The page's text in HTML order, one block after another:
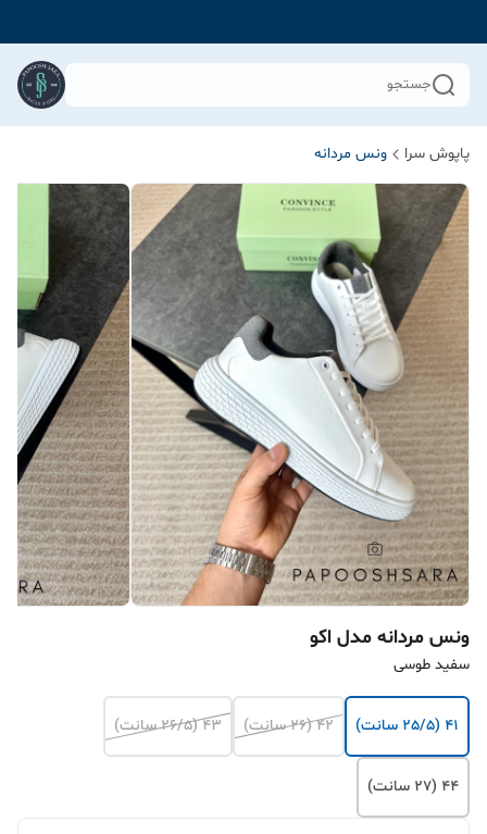
جستجو
پاپوش سرا ونس مردانه
ونس مردانه مدل اکو
سفید طوسی
41 (25/5 سانت) 42 (26 سانت) 43 (26/5 سانت)
44 (27 سانت)